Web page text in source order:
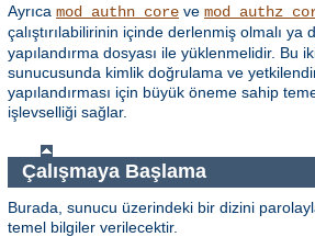
Ayrıca mod_authn_core ve
çalıştırılabilirinin içinde derlenmiş olmalı ya
yapılandırma dosyası ile yüklenmelidir. Bu
sunucusunda kimlik doğrulama ve
yapılandırması için büyük öneme sahip
işlevselliği sağlar.
Çalışmaya Başlama
Burada, sunucu üzerindeki bir dizini
temel bilgiler verilecektir.